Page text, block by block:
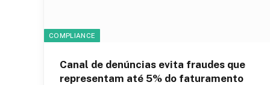
COMPLIANCE
Canal de denúncias evita fraudes que
representam até 5% do faturamento